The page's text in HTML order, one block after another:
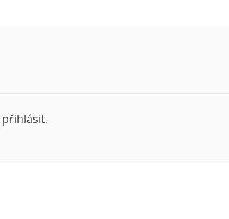
přihlásit.